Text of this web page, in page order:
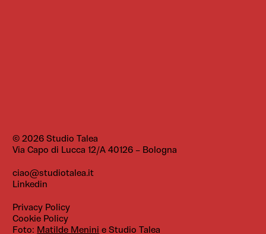
© 2026 Studio Talea
Via Capo di Lucca 12/A40126 – Bologna
ciao@studiotalea.it
Linkedin
Privacy Policy
Cookie Policy
Foto: Matilde Menini e Studio Talea